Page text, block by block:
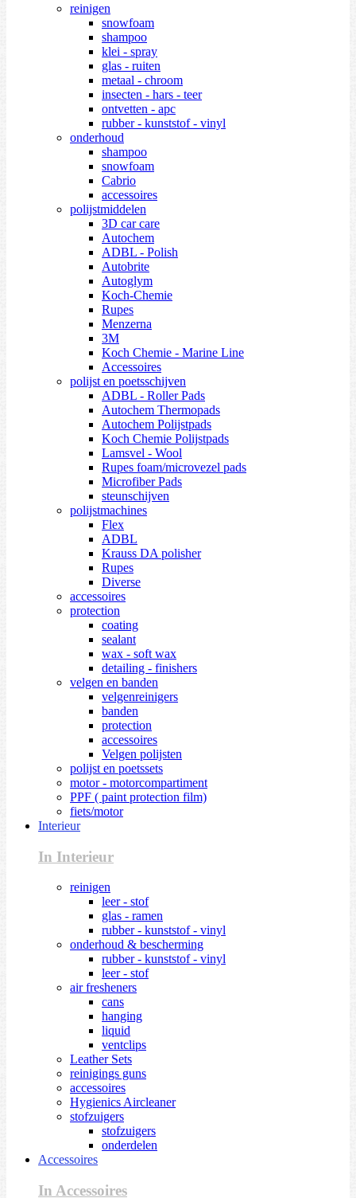
reinigen
snowfoam
shampoo
klei - spray
glas - ruiten
metaal - chroom
insecten - hars - teer
ontvetten - apc
rubber - kunststof - vinyl
onderhoud
shampoo
snowfoam
Cabrio
accessoires
polijstmiddelen
3D car care
Autochem
ADBL - Polish
Autobrite
Autoglym
Koch-Chemie
Rupes
Menzerna
3M
Koch Chemie - Marine Line
Accessoires
polijst en poetsschijven
ADBL - Roller Pads
Autochem Thermopads
Autochem Polijstpads
Koch Chemie Polijstpads
Lamsvel - Wool
Rupes foam/microvezel pads
Microfiber Pads
steunschijven
polijstmachines
Flex
ADBL
Krauss DA polisher
Rupes
Diverse
accessoires
protection
coating
sealant
wax - soft wax
detailing - finishers
velgen en banden
velgenreinigers
banden
protection
accessoires
Velgen polijsten
polijst en poetssets
motor - motorcompartiment
PPF ( paint protection film)
fiets/motor
Interieur
In Interieur
reinigen
leer - stof
glas - ramen
rubber - kunststof - vinyl
onderhoud & bescherming
rubber - kunststof - vinyl
leer - stof
air fresheners
cans
hanging
liquid
ventclips
Leather Sets
reinigings guns
accessoires
Hygienics Aircleaner
stofzuigers
stofzuigers
onderdelen
Accessoires
In Accessoires